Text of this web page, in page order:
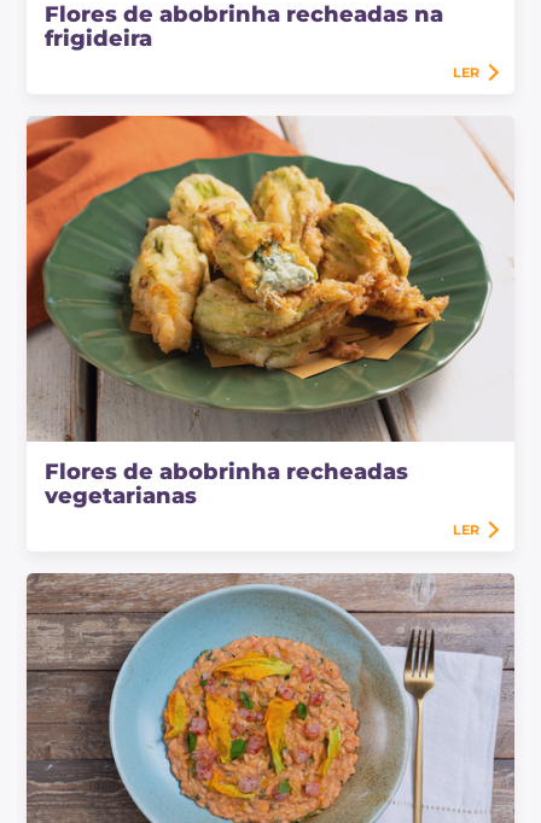
Flores de abobrinha recheadas na
frigideira
LER
Flores de abobrinha recheadas
vegetarianas
LER